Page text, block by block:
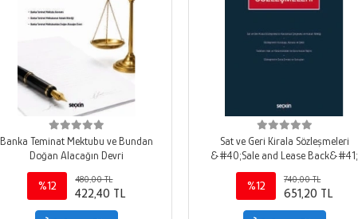
Banka Teminat Mektubu ve Bundan
Doğan Alacağın Devri
%12
480,00 TL
422,40 TL
Sat ve Geri Kirala Sözleşmeleri
&#40;Sale and Lease Back&#41;
%12
740,00 TL
651,20 TL